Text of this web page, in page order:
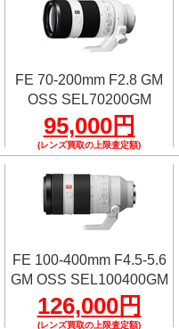
FE 70-200mm F2.8 GM
OSS SEL70200GM
95,000円
(レンズ買取の上限査定額)
FE 100-400mm F4.5-5.6
GM OSS SEL100400GM
126,000円
(レンズ買取の上限査定額)